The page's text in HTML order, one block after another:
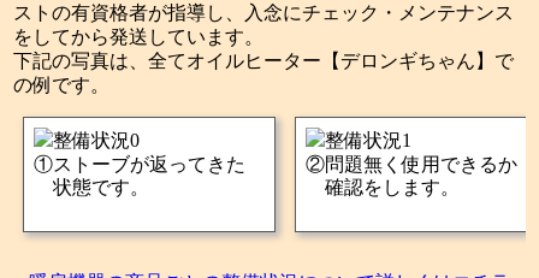
ストの有資格者が指導し、入念にチェック・メンテナンス
をしてから発送しています。
下記の写真は、全てオイルヒーター【デロンギちゃん】で
の例です。
ストーブが返ってきた
状態です。
問題無く使用できるか
確認をします。